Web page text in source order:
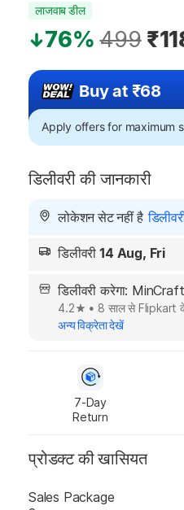
लाजवाब डील
76% 499
Buy at ₹68
Apply offers for maximum
डिलीवरी की जानकारी
लोकेशन सेट नहीं है
डिलीवरी 14 Aug, Fri
डिलीवरी करेगा:
4.2 • 8 साल से Flipkart
अन्य विक्रेता देखें
7-Day
Return
प्रोडक्ट की खासियत
Sales Package